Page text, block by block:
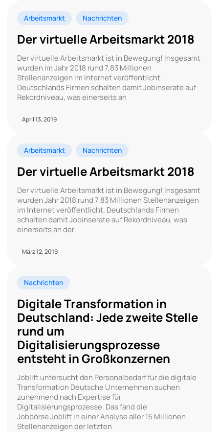
Arbeitsmarkt Nachrichten
Der virtuelle Arbeitsmarkt 2018
Der virtuelle Arbeitsmarkt ist in Bewegung! Insgesamt
wurden im Jahr 2018 rund 7,83 Millionen
Stellenanzeigen im Internet veröffentlicht.
Deutschlands Firmen schalten damit Jobinserate auf
Rekordniveau, was einerseits an
April 13, 2019
Arbeitsmarkt Nachrichten
Der virtuelle Arbeitsmarkt 2018
Der virtuelle Arbeitsmarkt ist in Bewegung! Insgesamt
wurden Jahr 2018 rund 7,83 Millionen Stellenanzeigen
im Internet veröffentlicht. Deutschlands Firmen
schalten damit Jobinserate auf Rekordniveau, was
einerseits an der
März 12, 2019
Nachrichten
Digitale Transformation in
Deutschland: Jede zweite Stelle
rund um
Digitalisierungsprozesse
entsteht in Großkonzernen
Joblift untersucht den Personalbedarf für die digitale
Transformation Deutsche Unternehmen suchen
zunehmend nach Expertise für
Digitalisierungsprozesse. Das fand die
Jobbörse Joblift in einer Analyse aller 15 Millionen
Stellenanzeigen der letzten